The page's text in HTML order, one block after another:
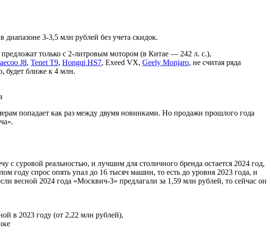
3-3,5 млн рублей без учета скидок.
только с 2-литровым мотором (в Китае — 242 л. с.),
J8, Tenet T9, Hongqi HS7, Exeed VX, Geely Monjaro, не считая ряда
будет ближе к 4 млн.
попадает как раз между двумя новинками. Но продажи прошлого года
с суровой реальностью, и лучшим для столичного бренда остается 2024 год,
году спрос опять упал до 16 тысяч машин, то есть до уровня 2023 года, и
весной 2024 года «Москвич-3» предлагали за 1,59 млн рублей, то сейчас он
в 2023 году (от 2,22 млн рублей),